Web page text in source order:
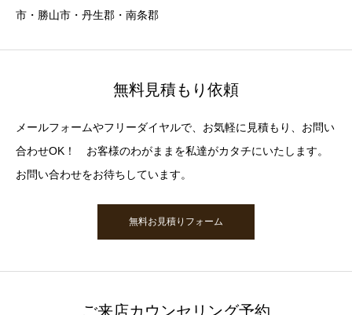
市・勝山市・丹生郡・南条郡
無料見積もり依頼
メールフォームやフリーダイヤルで、お気軽に見積もり、お問い
合わせOK！ お客様のわがままを私達がカタチにいたします。
お問い合わせをお待ちしています。
無料お見積りフォーム
ご来店カウンセリング予約